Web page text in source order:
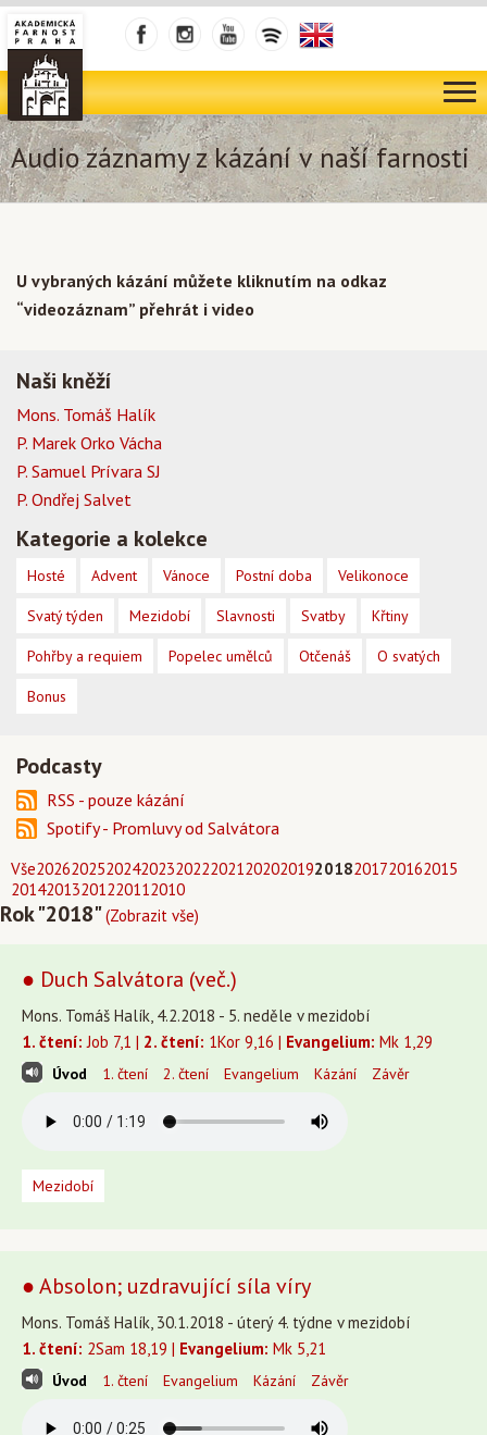
Audio záznamy z kázání v naší farnosti
Vše202620252024202320222021202020192018201720162015
20142013201220112010
Rok "2018"(Zobrazit vše)
● Duch Salvátora (več.)
Mons. Tomáš Halík, 4.2.2018 - 5. neděle v mezidobí
1. čtení: Job 7,1 | 2. čtení: 1Kor 9,16 | Evangelium: Mk 1,29
Úvod 1. čtení 2. čtení Evangelium Kázání Závěr
Mezidobí
● Absolon; uzdravující síla víry
Mons. Tomáš Halík, 30.1.2018 - úterý 4. týdne v mezidobí
1. čtení: 2Sam 18,19 | Evangelium: Mk 5,21
Úvod 1. čtení Evangelium Kázání Závěr
U vybraných kázání můžete kliknutím na odkaz
“videozáznam” přehrát i video
Naši kněží
Mons. Tomáš Halík
P. Marek Orko Vácha
P. Samuel Prívara SJ
P. Ondřej Salvet
Kategorie a kolekce
Hosté Advent Vánoce Postní doba Velikonoce
Svatý týden Mezidobí Slavnosti Svatby Křtiny
Pohřby a requiem Popelec umělců Otčenáš O svatých
Bonus
Podcasty
RSS - pouze kázání
Spotify - Promluvy od Salvátora